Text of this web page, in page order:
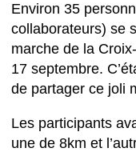
Environ 35
collaborateurs) se
marche de la
17 septembre.
de partager ce joli
Les participants
une de 8km et